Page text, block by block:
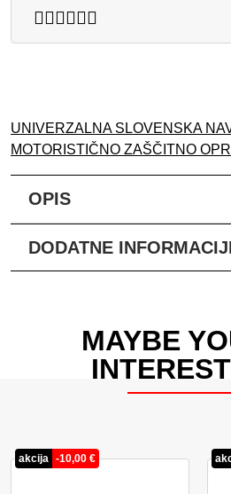
UNIVERZALNA SLOVENSKA
MOTORISTIČNO ZAŠČITNO
OPIS
DODATNE
MAYBE
akcija -10,00 €